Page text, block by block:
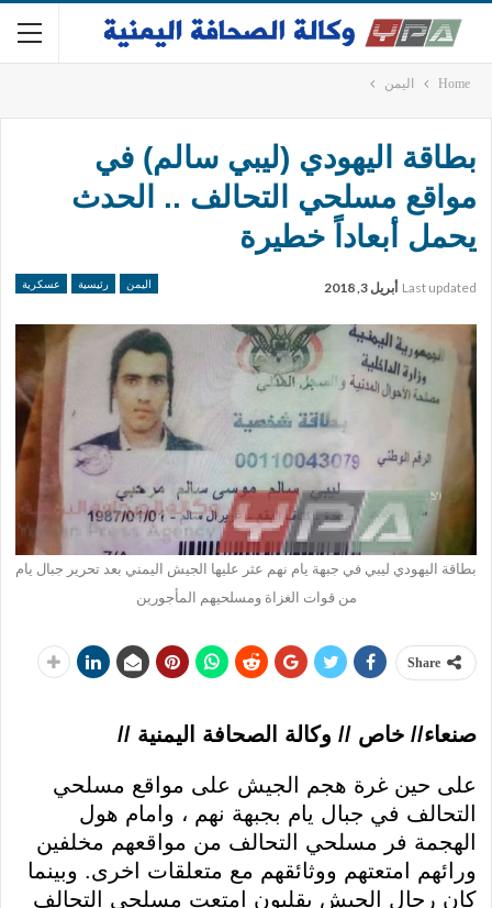
Home اليمن
بطاقة اليهودي (ليبي سالم) في
مواقع مسلحي التحالف .. الحدث
يحمل أبعاداً خطيرة
اليمن رئيسية عسكرية Last updated أبريل 3, 2018
بطاقة اليهودي ليبي في جبهة يام نهم عثر عليها الجيش اليمني بعد تحرير جبال يام
من قوات الغزاة ومسلحيهم المأجورين
Share
صنعاء// خاص // وكالة الصحافة اليمنية //
على حين غرة هجم الجيش على مواقع مسلحي
التحالف في جبال يام بجبهة نهم ، وامام هول
الهجمة فر مسلحي التحالف من مواقعهم مخلفين
ورائهم امتعتهم ووثائقهم مع متعلقات اخرى. وبينما
كان رجال الجيش يقلبون امتعت مسلحي التحالف